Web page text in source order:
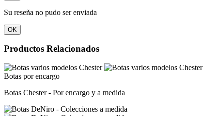
Su reseña no pudo ser enviada
OK
Productos Relacionados
Botas por encargo
Botas Chester - Por encargo y a medida